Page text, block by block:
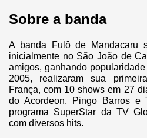
Sobre a banda
A banda Fulô de Mandacaru
inicialmente no São João de
amigos, ganhando
2005, realizaram sua
França, com 10 shows em 27
do Acordeon, Pingo Barros e
programa SuperStar da TV
com diversos hits.